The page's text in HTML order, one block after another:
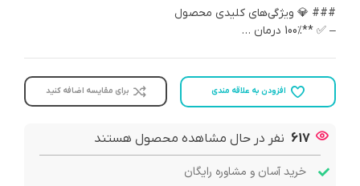
### 💎 ویژگی‌های کلیدی محصول
– ✅ **100% درمان …
افزودن به علاقه مندی برای مقایسه اضافه کنید
617 نفر در حال مشاهده محصول هستند
خرید آسان و مشاوره رایگان